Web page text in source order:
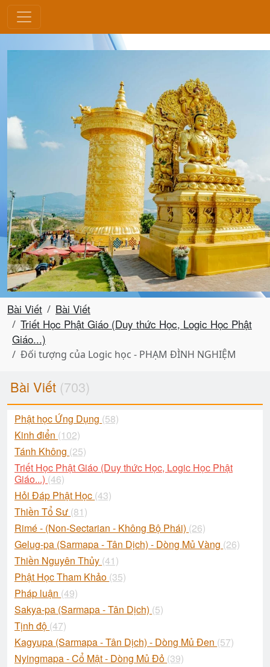
Bài Viết
Bài Viết
Triết Học Phật Giáo (Duy thức Học, Logic Học Phật
Giáo...)
Đối tượng của Logic học - PHẠM ĐÌNH NGHIỆM
Bài Viết (703)
Phật học Ứng Dụng (58)
Kinh điển (102)
Tánh Không (25)
Triết Học Phật Giáo (Duy thức Học, Logic Học Phật
Giáo...) (46)
Hỏi Đáp Phật Học (43)
Thiền Tổ Sư (81)
Rimé - (Non-Sectarian - Không Bộ Phái) (26)
Gelug-pa (Sarmapa - Tân Dịch) - Dòng Mủ Vàng (26)
Thiền Nguyên Thủy (41)
Phật Học Tham Khảo (35)
Pháp luận (49)
Sakya-pa (Sarmapa - Tân Dịch) (5)
Tịnh độ (47)
Kagyupa (Sarmapa - Tân Dịch) - Dòng Mủ Đen (57)
Nyingmapa - Cổ Mật - Dòng Mủ Đỏ (39)